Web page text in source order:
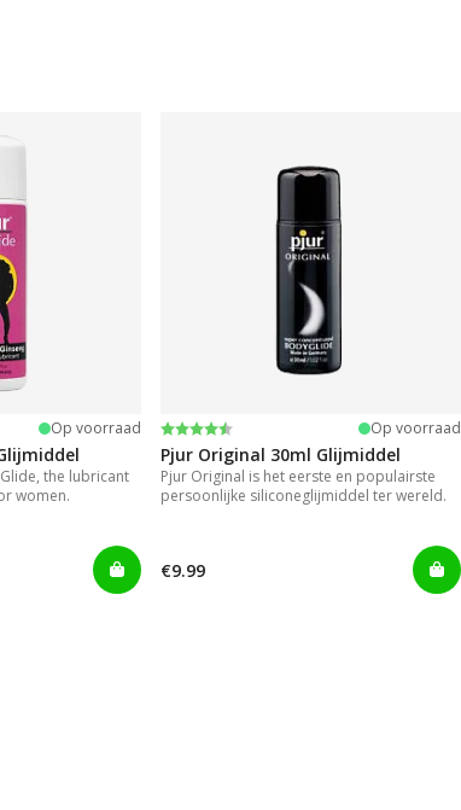
Op voorraad
the lubricant
women.
Beoordeling:
4.2 uit 5 sterren Op voorraad
Pjur Original 30ml Glijmiddel
Pjur Original is het eerste en populairste
persoonlijke siliconeglijmiddel ter wereld.
€9.99